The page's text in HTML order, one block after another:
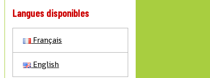
Langues disponibles
Français
English